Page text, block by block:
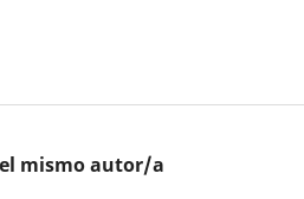
mismo autor/a